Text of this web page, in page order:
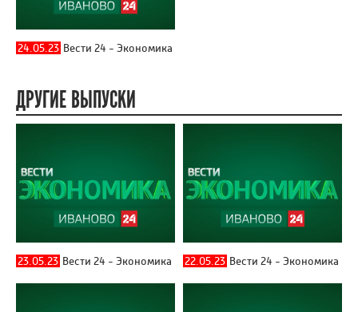
24.05.23 Вести 24 - Экономика
ДРУГИЕ ВЫПУСКИ
23.05.23 Вести 24 - Экономика 22.05.23 Вести 24 - Экономика